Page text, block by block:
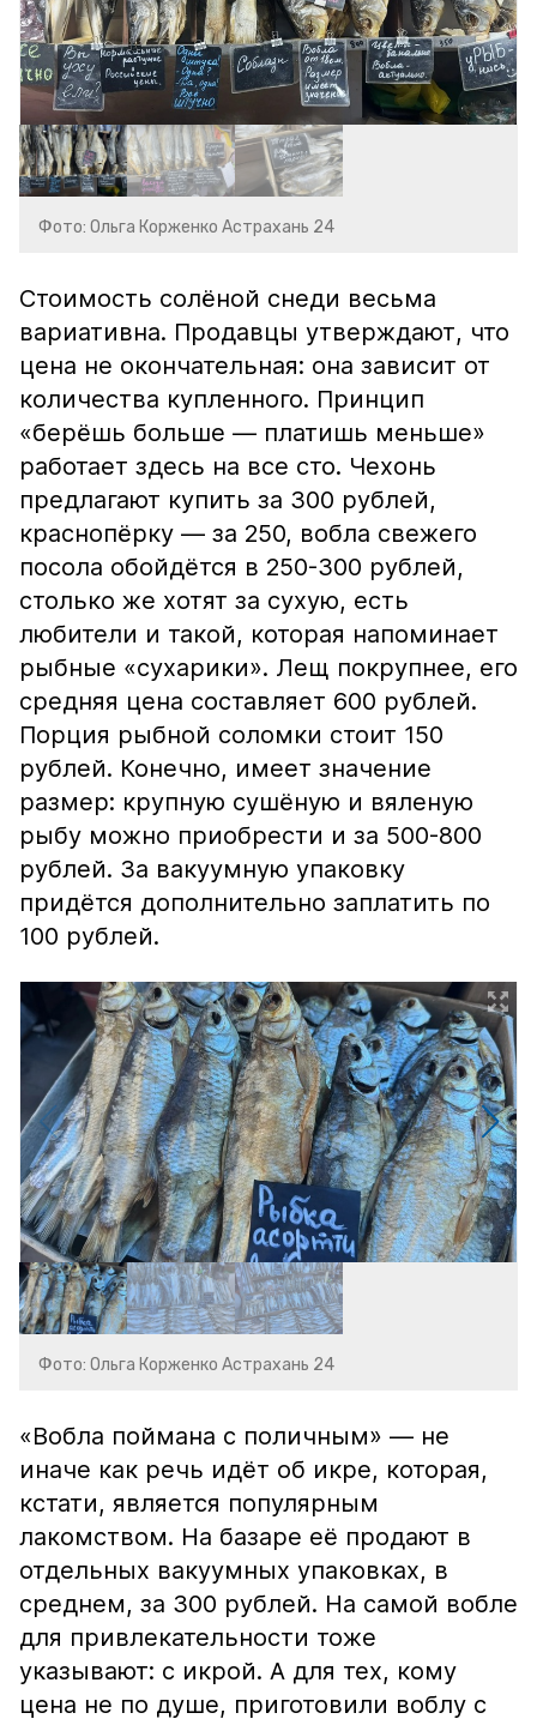
Фото: Ольга Корженко Астрахань 24
Стоимость солёной снеди весьма
вариативна. Продавцы утверждают, что
цена не окончательная: она зависит от
количества купленного. Принцип
«берёшь больше — платишь меньше»
работает здесь на все сто. Чехонь
предлагают купить за 300 рублей,
краснопёрку — за 250, вобла свежего
посола обойдётся в 250-300 рублей,
столько же хотят за сухую, есть
любители и такой, которая напоминает
рыбные «сухарики». Лещ покрупнее, его
средняя цена составляет 600 рублей.
Порция рыбной соломки стоит 150
рублей. Конечно, имеет значение
размер: крупную сушёную и вяленую
рыбу можно приобрести и за 500-800
рублей. За вакуумную упаковку
придётся дополнительно заплатить по
100 рублей.
Фото: Ольга Корженко Астрахань 24
«Вобла поймана с поличным» — не
иначе как речь идёт об икре, которая,
кстати, является популярным
лакомством. На базаре её продают в
отдельных вакуумных упаковках, в
среднем, за 300 рублей. На самой вобле
для привлекательности тоже
указывают: с икрой. А для тех, кому
цена не по душе, приготовили воблу с